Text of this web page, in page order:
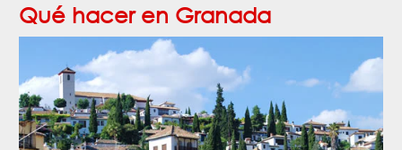
Qué hacer en Granada